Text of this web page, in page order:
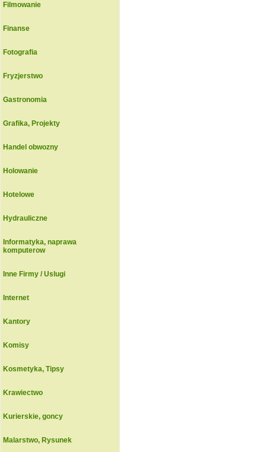
Filmowanie
Finanse
Fotografia
Fryzjerstwo
Gastronomia
Grafika, Projekty
Handel obwozny
Holowanie
Hotelowe
Hydrauliczne
Informatyka, naprawa
komputerow
Inne Firmy / Uslugi
Internet
Kantory
Komisy
Kosmetyka, Tipsy
Krawiectwo
Kurierskie, goncy
Malarstwo, Rysunek